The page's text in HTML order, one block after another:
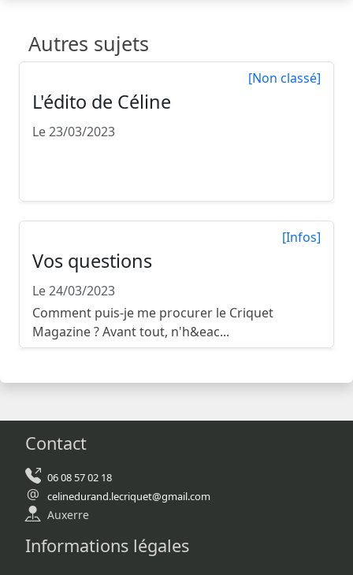
Autres sujets
[Non classé]
L'édito de Céline
Le 23/03/2023
[Infos]
Vos questions
Le 24/03/2023
Comment puis-je me procurer le Criquet
Magazine ? Avant tout, n'h&eac...
Contact
06 08 57 02 18
celinedurand.lecriquet@gmail.com
Auxerre
Informations légales